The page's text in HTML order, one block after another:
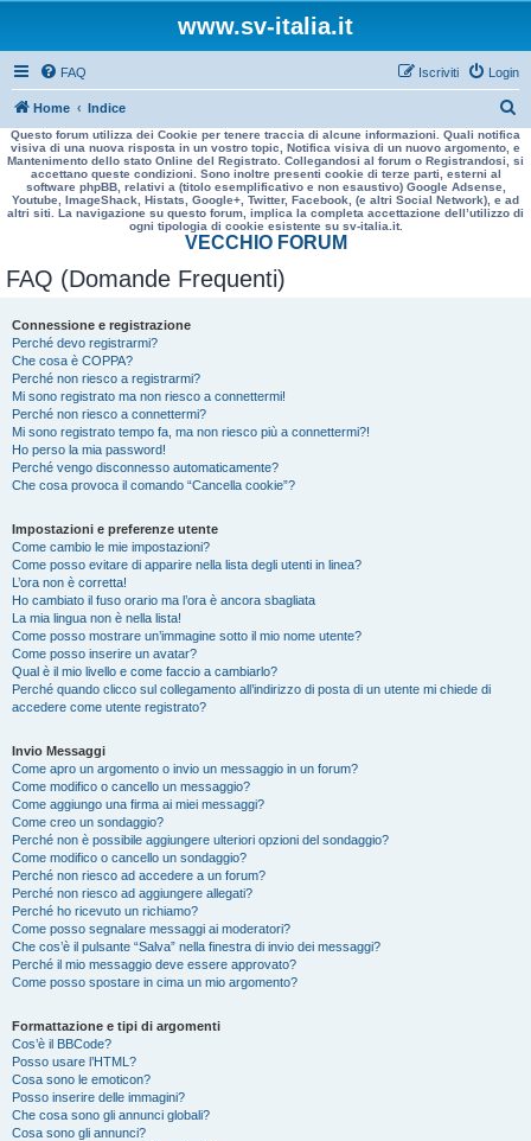
www.sv-italia.it
FAQ Login
Iscriviti
Home Indice
e
r
a
Questo forum utilizza dei Cookie per tenere traccia di alcune informazioni. Quali notifica
visiva di una nuova risposta in un vostro topic, Notifica visiva di un nuovo argomento, e
Mantenimento dello stato Online del Registrato. Collegandosi al forum o Registrandosi, si
accettano queste condizioni. Sono inoltre presenti cookie di terze parti, esterni al
software phpBB, relativi a (titolo esemplificativo e non esaustivo) Google Adsense,
Youtube, ImageShack, Histats, Google+, Twitter, Facebook, (e altri Social Network), e ad
altri siti. La navigazione su questo forum, implica la completa accettazione dell’utilizzo di
ogni tipologia di cookie esistente su sv-italia.it.
VECCHIO FORUM
FAQ (Domande Frequenti)
Connessione e registrazione
Perché devo registrarmi?
Che cosa è COPPA?
Perché non riesco a registrarmi?
Mi sono registrato ma non riesco a connettermi!
Perché non riesco a connettermi?
Mi sono registrato tempo fa, ma non riesco più a connettermi?!
Ho perso la mia password!
Perché vengo disconnesso automaticamente?
Che cosa provoca il comando “Cancella cookie”?
Impostazioni e preferenze utente
Come cambio le mie impostazioni?
Come posso evitare di apparire nella lista degli utenti in linea?
L’ora non è corretta!
Ho cambiato il fuso orario ma l’ora è ancora sbagliata
La mia lingua non è nella lista!
Come posso mostrare un’immagine sotto il mio nome utente?
Come posso inserire un avatar?
Qual è il mio livello e come faccio a cambiarlo?
Perché quando clicco sul collegamento all’indirizzo di posta di un utente mi chiede di
accedere come utente registrato?
Invio Messaggi
Come apro un argomento o invio un messaggio in un forum?
Come modifico o cancello un messaggio?
Come aggiungo una firma ai miei messaggi?
Come creo un sondaggio?
Perché non è possibile aggiungere ulteriori opzioni del sondaggio?
Come modifico o cancello un sondaggio?
Perché non riesco ad accedere a un forum?
Perché non riesco ad aggiungere allegati?
Perché ho ricevuto un richiamo?
Come posso segnalare messaggi ai moderatori?
Che cos’è il pulsante “Salva” nella finestra di invio dei messaggi?
Perché il mio messaggio deve essere approvato?
Come posso spostare in cima un mio argomento?
Formattazione e tipi di argomenti
Cos’è il BBCode?
Posso usare l’HTML?
Cosa sono le emoticon?
Posso inserire delle immagini?
Che cosa sono gli annunci globali?
Cosa sono gli annunci?